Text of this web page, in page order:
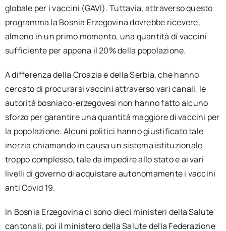
globale per i vaccini (GAVI). Tuttavia, attraverso questo
programma la Bosnia Erzegovina dovrebbe ricevere,
almeno in un primo momento, una quantità di vaccini
sufficiente per appena il 20% della popolazione.
A differenza della Croazia e della Serbia, che hanno
cercato di procurarsi vaccini attraverso vari canali, le
autorità bosniaco-erzegovesi non hanno fatto alcuno
sforzo per garantire una quantità maggiore di vaccini per
la popolazione. Alcuni politici hanno giustificato tale
inerzia chiamando in causa un sistema istituzionale
troppo complesso, tale da impedire allo stato e ai vari
livelli di governo di acquistare autonomamente i vaccini
anti Covid 19.
In Bosnia Erzegovina ci sono dieci ministeri della Salute
cantonali, poi il ministero della Salute della Federazione